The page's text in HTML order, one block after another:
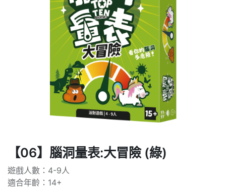
【06】腦洞量表:大冒險 (綠)
遊戲人數：4-9人
適合年齡：14+